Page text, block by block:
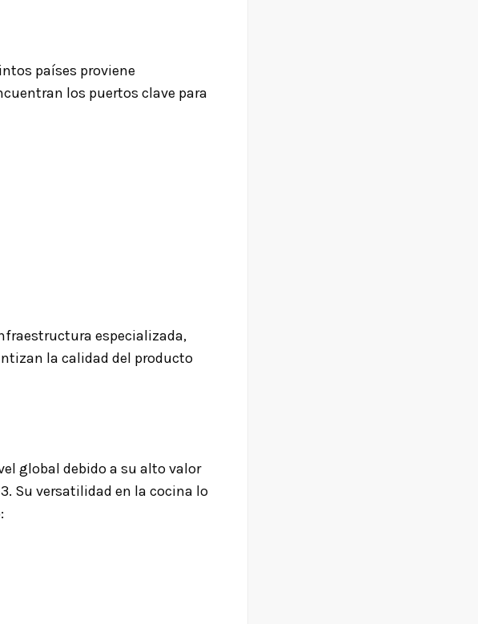
países proviene
los puertos clave para
especializada,
la calidad del producto
global debido a su alto valor
Su versatilidad en la cocina lo